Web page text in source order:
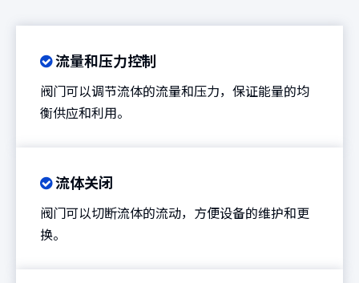
流量和压力控制
阀门可以调节流体的流量和压力，保证能量的均
衡供应和利用。
流体关闭
阀门可以切断流体的流动，方便设备的维护和更
换。